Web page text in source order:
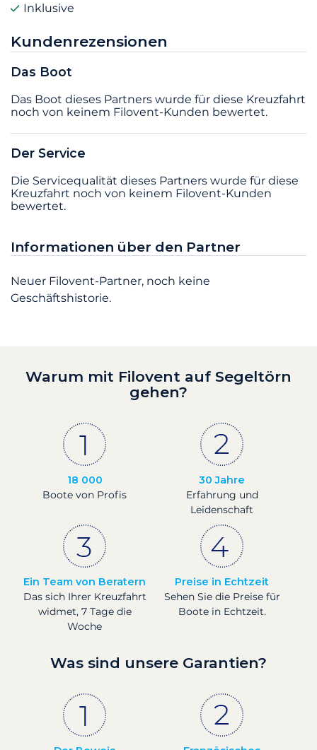
Inklusive
Kundenrezensionen
Das Boot
Das Boot dieses Partners wurde für diese Kreuzfahrt
noch von keinem Filovent-Kunden bewertet.
Der Service
Die Servicequalität dieses Partners wurde für diese
Kreuzfahrt noch von keinem Filovent-Kunden
bewertet.
Informationen über den Partner
Neuer Filovent-Partner, noch keine
Geschäftshistorie.
Warum mit Filovent auf Segeltörn
gehen?
18 000
Boote von Profis
30 Jahre
Erfahrung und
Leidenschaft
Ein Team von Beratern
Das sich Ihrer Kreuzfahrt
widmet, 7 Tage die
Woche
Preise in Echtzeit
Sehen Sie die Preise für
Boote in Echtzeit.
Was sind unsere Garantien?